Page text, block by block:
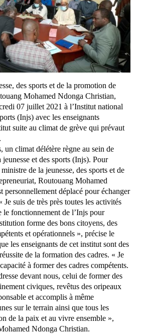
des sports et de la promotion de
Mohamed Ndonga Christian,
07 juillet 2021 à l’Institut national
(Injs) avec les enseignants
suite au climat de grève qui prévaut
un climat délétère règne au sein de
et des sports (Injs). Pour
de la jeunesse, des sports et de
Routouang Mohamed
personnellement déplacé pour échanger
Je suis de très près toutes les activités
le fonctionnement de l’Injs pour
forme des bons citoyens, des
et opérationnels », précise le
les enseignants de cet institut sont des
de la formation des cadres. « Je
à former des cadres compétents.
devant nous, celui de former des
civiques, revêtus des oripeaux
et accomplis à même
sur le terrain ainsi que tous les
de la paix et au vivre ensemble »,
Ndonga Christian.